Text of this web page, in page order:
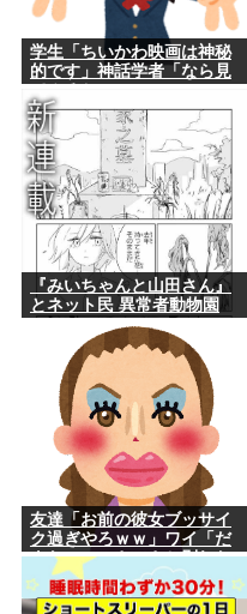
学生「ちいかわ映画は神秘
的です」神話学者「なら見
『みいちゃんと山田さん』
とネット民 異常者動物園
友達「お前の彼女ブッサイ
ク過ぎやろｗｗ」ワイ「だ
よなｗｗｗさっさと別れた
いわｗｗｗ」